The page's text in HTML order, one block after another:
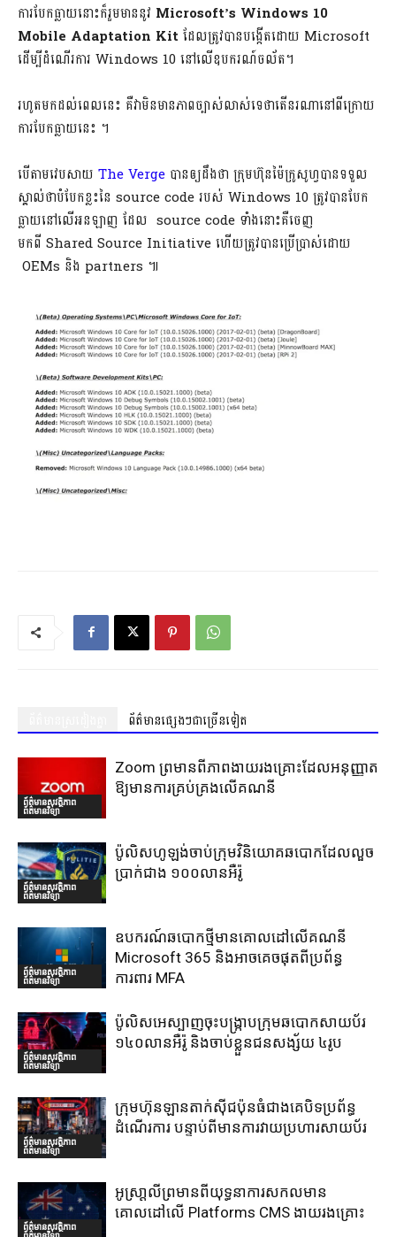
ការបែកធ្លាយនោះក៏រួមមាននូវ Microsoft’s Windows 10
Mobile Adaptation Kit​ដែលត្រូវបានបង្កើតដោយ Microsoft
ដើម្បីដំណើរការ Windows 10​ នៅលើ​ឧបករណ៍ចល័ត។
រហូតមកដល់ពេលនេះ​ គឺវាមិនមានភាពច្បាស់លាស់ទេថាតើនរណានៅពីក្រោយ
ការបែកធ្លាយនេះ ។
បើតាមវេបសាយ The Verge បានឲ្យដឹងថា ក្រុមហ៊ុនម៉ៃក្រូសូហ្វបានទទួល
ស្គាល់ថាបំបែកខ្លះនៃ source code របស់ Windows 10​ ត្រូវបានបែក
ធ្លាយនៅលើអនឡាញ ដែល source code ទាំងនោះគឺចេញ
មកពី Shared Source Initiative ហើយត្រូវបានប្រើប្រាស់ដោយ
OEMs និង partners ៕
ព័ត៌មានផ្សេងៗជាច្រើនទៀត
ព័ត៌មានសុវត្ថិភាព
ព័ត៌មានវិទ្យា
Zoom ព្រមានពីភាពងាយរងគ្រោះដែលអនុញ្ញាត
ឱ្យមានការគ្រប់គ្រងលើគណនី
ព័ត៌មានសុវត្ថិភាព
ព័ត៌មានវិទ្យា
ប៉ូលិសហូឡង់ចាប់ក្រុមវិនិយោគឆបោកដែលលួច
ប្រាក់ជាង ១០០លានអឺរ៉ូ
ព័ត៌មានសុវត្ថិភាព
ព័ត៌មានវិទ្យា
ឧបករណ៍ឆបោកថ្មីមានគោលដៅលើគណនី
Microsoft 365 និងអាចគេចផុតពីប្រព័ន្ធ
ការពារ MFA
ព័ត៌មានសុវត្ថិភាព
ព័ត៌មានវិទ្យា
ប៉ូលិសអេស្បាញចុះបង្រ្កាបក្រុមឆបោកសាយប័រ
១៤០លានអឺរ៉ូ និងចាប់ខ្លួនជនសង្ស័យ ៤រូប
ព័ត៌មានសុវត្ថិភាព
ព័ត៌មានវិទ្យា
ក្រុមហ៊ុនឡានតាក់ស៊ីជប៉ុនធំជាងគេបិទប្រព័ន្ធ
ដំណើរការ បន្ទាប់ពីមានការវាយប្រហារសាយប័រ
ព័ត៌មានសុវត្ថិភាព
អូស្រា្តលីព្រមានពីយុទ្ធនាការសកលមាន
គោលដៅលើ Platforms CMS ងាយរងគ្រោះ